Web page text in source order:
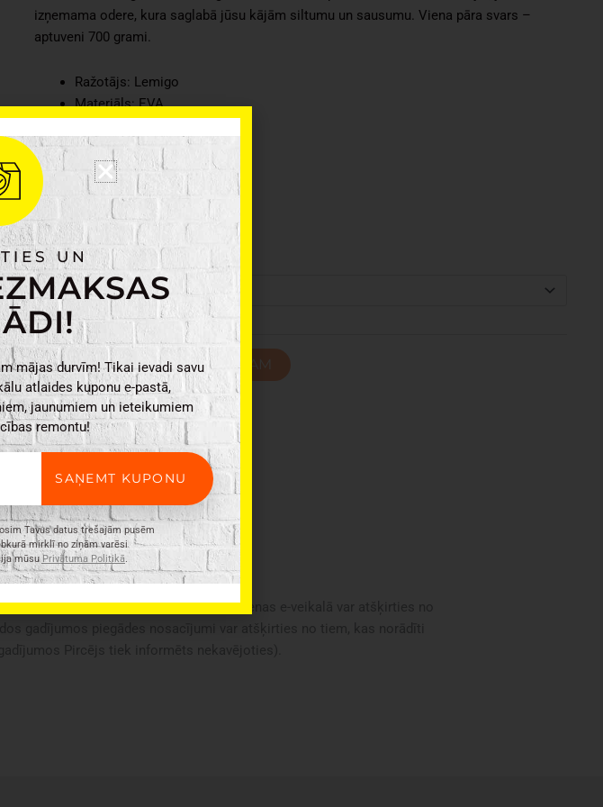
izņemama odere, kura saglabā jūsu kājām siltumu un sausumu. Viena pāra svars –
aptuveni 700 grami.
Ražotājs: Lemigo
Materiāls: EVA
Izmēri: 41-50
Izmērs
Zābaki
Grenlander
EVA862
daudzums
PIEVIENOT GROZAM
visas produkta īpašības. Produktu cenas e-veikalā var atšķirties no
UN
mājas durvīm! Tikai ievadi savu
atlaides kuponu e-pastā,
jaunumiem un ieteikumiem
remontu!
SAŅEMT KUPONU
Tavus datus trešajām pusēm
mirklī no ziņām varēsi
mūsuPrivātuma Politikā.